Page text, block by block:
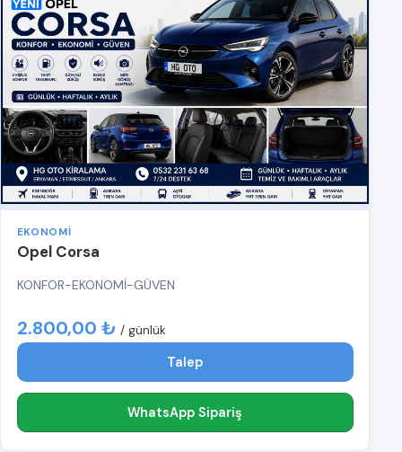
EKONOMI
Opel Corsa
KONFOR-EKONOMİ-GÜVEN
2.800,00 ₺ / günlük
Talep
WhatsApp Sipariş